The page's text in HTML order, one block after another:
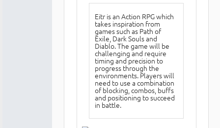
Eitr is an Action RPG which
takes inspiration from
games such as Path of
Exile, Dark Souls and
Diablo. The game will be
challenging and require
timing and precision to
progress through the
environments. Players will
need to use a combination
of blocking, combos, buffs
and positioning to succeed
in battle.